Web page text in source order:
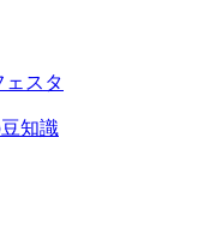
かりと行うことも大
つけも含めてしっか
際のアドバイスも行